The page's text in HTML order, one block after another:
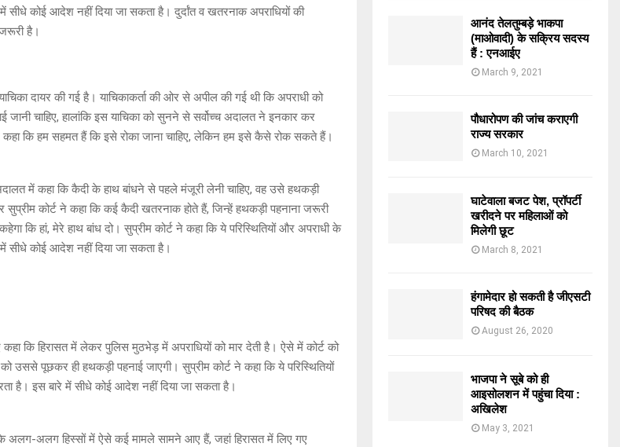
में सीधे कोई आदेश नहीं दिया जा सकता है। दुर्दांत व खतरनाक अपराधियों की
है।
दायर की गई है। याचिकाकर्ता की ओर से अपील की गई थी कि अपराधी को
चाहिए, हालांकि इस याचिका को सुनने से सर्वोच्च अदालत ने इनकार कर
कहा कि हम सहमत हैं कि इसे रोका जाना चाहिए, लेकिन हम इसे कैसे रोक सकते हैं।
में कहा कि कैदी के हाथ बांधने से पहले मंजूरी लेनी चाहिए, वह उसे हथकड़ी
कोर्ट ने कहा कि कई कैदी खतरनाक होते हैं, जिन्हें हथकड़ी पहनाना जरूरी
कि हां, मेरे हाथ बांध दो। सुप्रीम कोर्ट ने कहा कि ये परिस्थितियों और अपराधी के
में सीधे कोई आदेश नहीं दिया जा सकता है।
कि हिरासत में लेकर पुलिस मुठभेड़ में अपराधियों को मार देती है। ऐसे में कोर्ट को
उससे पूछकर ही हथकड़ी पहनाई जाएगी। सुप्रीम कोर्ट ने कहा कि ये परिस्थितियों
है। इस बारे में सीधे कोई आदेश नहीं दिया जा सकता है।
अलग हिस्सों में ऐसे कई मामले सामने आए हैं, जहां हिरासत में लिए गए
आनंद तेलतुम्बड़े भाकपा
(माओवादी) के सक्रिय सदस्य
हैं : एनआईए
March 9, 2021
पौधारोपण की जांच कराएगी
राज्य सरकार
March 10, 2021
घाटेवाला बजट पेश, प्रॉपर्टी
खरीदने पर महिलाओं को
मिलेगी छूट
March 8, 2021
हंगामेदार हो सकती है जीएसटी
परिषद की बैठक
August 26, 2020
भाजपा ने सूबे को ही
आइसोलशन में पहुंचा दिया :
अखिलेश
May 3, 2021